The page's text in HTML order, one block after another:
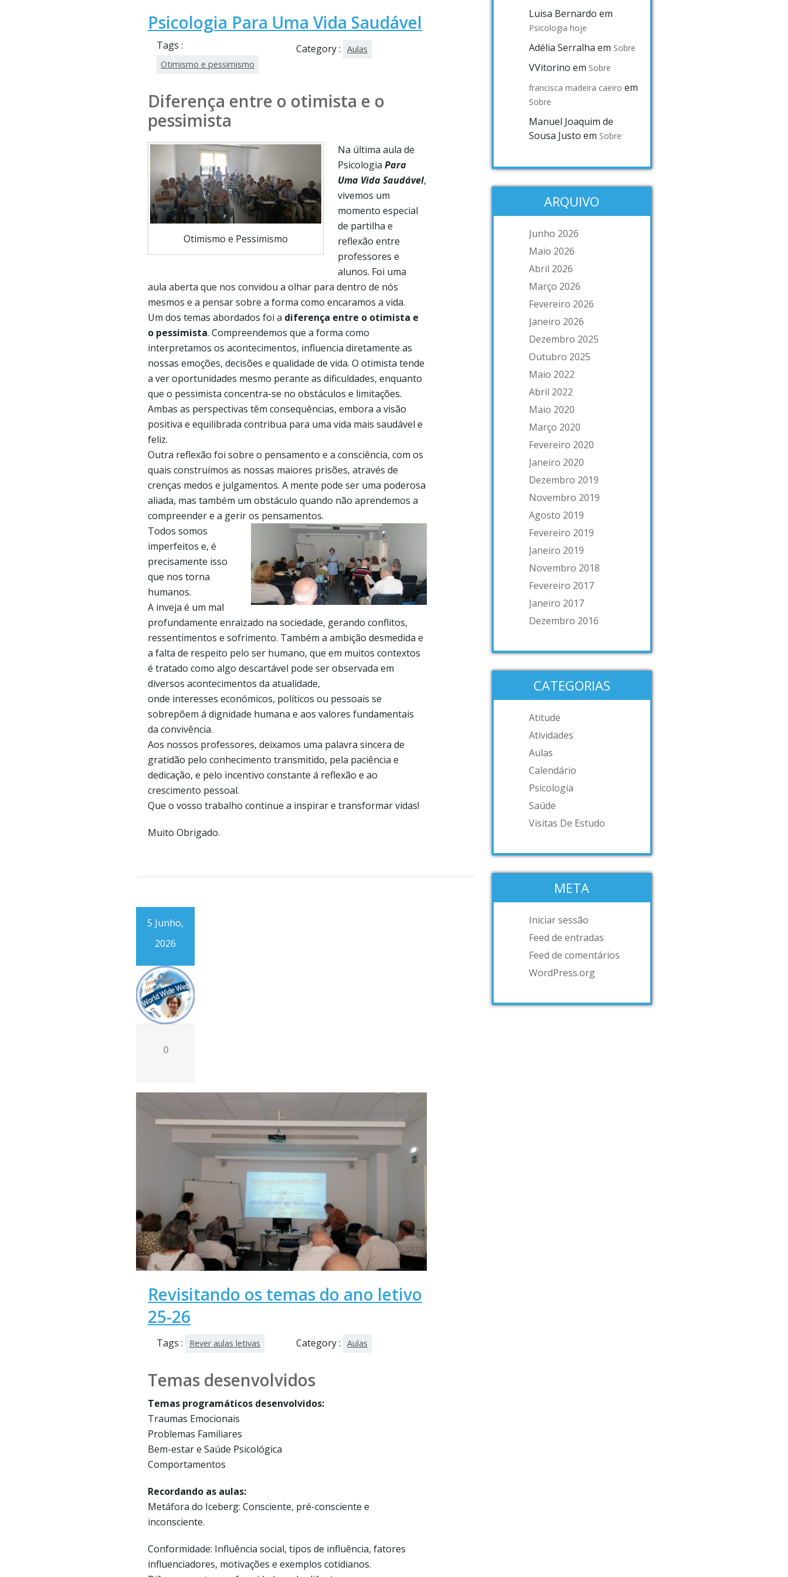
Psicologia Para Uma Vida Saudável
Tags :
Otimismo e pessimismo
Category : Aulas
Diferença entre o otimista e o
pessimista
Otimismo e Pessimismo
Na última aula de
Psicologia Para
Uma Vida Saudável,
vivemos um
momento especial
de partilha e
reflexão entre
professores e
alunos. Foi uma
aula aberta que nos convidou a olhar para dentro de nós
mesmos e a pensar sobre a forma como encaramos a vida.
Um dos temas abordados foi a diferença entre o otimista e
o pessimista. Compreendemos que a forma como
interpretamos os acontecimentos, influencia diretamente as
nossas emoções, decisões e qualidade de vida. O otimista tende
a ver oportunidades mesmo perante as dificuldades, enquanto
que o pessimista concentra-se no obstáculos e limitações.
Ambas as perspectivas têm consequências, embora a visão
positiva e equilibrada contribua para uma vida mais saudável e
feliz.
Outra reflexão foi sobre o pensamento e a consciência, com os
quais construímos as nossas maiores prisões, através de
crenças medos e julgamentos. A mente pode ser uma poderosa
aliada, mas também um obstáculo quando não aprendemos a
compreender e a gerir os pensamentos.
Todos somos
imperfeitos e, é
precisamente isso
que nos torna
humanos.
A inveja é um mal
profundamente enraizado na sociedade, gerando conflitos,
ressentimentos e sofrimento. Também a ambição desmedida e
a falta de respeito pelo ser humano, que em muitos contextos
é tratado como algo descartável pode ser observada em
diversos acontecimentos da atualidade,
onde interesses económicos, políticos ou pessoais se
sobrepõem á dignidade humana e aos valores fundamentais
da convivência.
Aos nossos professores, deixamos uma palavra sincera de
gratidão pelo conhecimento transmitido, pela paciência e
dedicação, e pelo incentivo constante á reflexão e ao
crescimento pessoal.
Que o vosso trabalho continue a inspirar e transformar vidas!
Muito Obrigado.
5 Junho,
2026
0
Revisitando os temas do ano letivo
25-26
Tags : Rever aulas letivas Category : Aulas
Temas desenvolvidos
Temas programáticos desenvolvidos:
Traumas Emocionais
Problemas Familiares
Bem-estar e Saúde Psicológica
Comportamentos
Recordando as aulas:
Metáfora do Iceberg: Consciente, pré-consciente e
inconsciente.
Conformidade: Influência social, tipos de influência, fatores
influenciadores, motivações e exemplos cotidianos.
Luisa Bernardo em
Psicologia hoje
Adélia Serralha em Sobre
VVitorino em Sobre
francisca madeira caeiro em
Sobre
Manuel Joaquim de
Sousa Justo em Sobre
ARQUIVO
Junho 2026
Maio 2026
Abril 2026
Março 2026
Fevereiro 2026
Janeiro 2026
Dezembro 2025
Outubro 2025
Maio 2022
Abril 2022
Maio 2020
Março 2020
Fevereiro 2020
Janeiro 2020
Dezembro 2019
Novembro 2019
Agosto 2019
Fevereiro 2019
Janeiro 2019
Novembro 2018
Fevereiro 2017
Janeiro 2017
Dezembro 2016
CATEGORIAS
Atitude
Atividades
Aulas
Calendário
Psicologia
Saúde
Visitas De Estudo
META
Iniciar sessão
Feed de entradas
Feed de comentários
WordPress.org